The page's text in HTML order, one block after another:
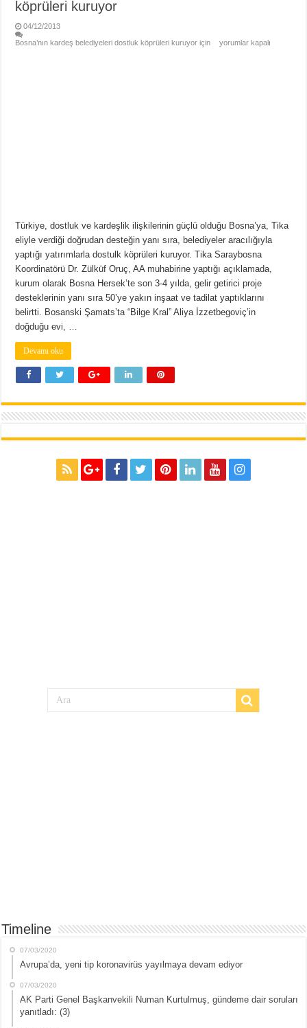
köprüleri kuruyor
04/12/2013
Bosna’nın kardeş belediyeleri dostluk köprüleri kuruyor için
yorumlar kapalı
Türkiye, dostluk ve kardeşlik ilişkilerinin güçlü olduğu Bosna’ya, Tika
eliyle verdiği doğrudan desteğin yanı sıra, belediyeler aracılığıyla
yaptığı yatırımlarla dostulk köprüleri kuruyor. Tika Saraybosna
Koordinatörü Dr. Zülküf Oruç, AA muhabirine yaptığı açıklamada,
kurum olarak Bosna Hersek’te son 3-4 yılda, gelir getirici proje
desteklerinin yanı sıra 50’ye yakın inşaat ve tadilat yaptıklarını
belirtti. Bosanski Şamats’ta “Bilge Kral” Aliya İzzetbegoviç’in
doğduğu evi, …
Devamı oku
Timeline
07/03/2020
Avrupa’da, yeni tip koronavirüs yayılmaya devam ediyor
07/03/2020
AK Parti Genel Başkanvekili Numan Kurtulmuş, gündeme dair soruları
yanıtladı: (3)